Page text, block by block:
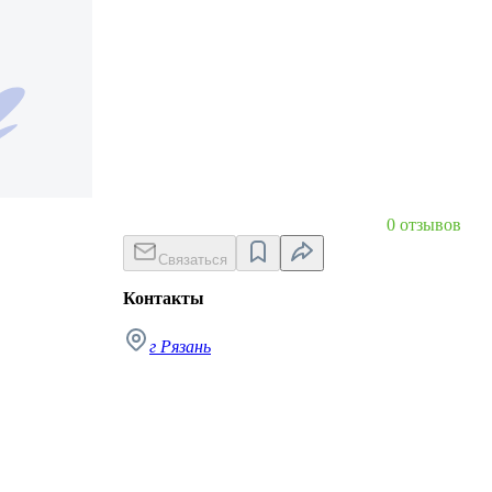
0 отзывов
Связаться
Контакты
г Рязань